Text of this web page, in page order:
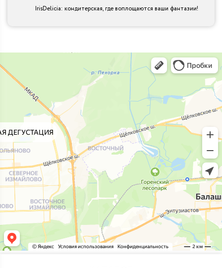
IrisDelicia: кондитерская, где воплощаются ваши фантазии!